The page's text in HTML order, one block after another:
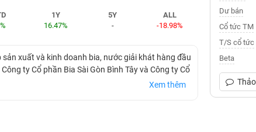
1Y
16.47%
5Y
-
ALL
-18.98%
sản xuất và kinh doanh bia, nước giải khát hàng đầu
ty Cổ phần Bia Sài Gòn Bình Tây và Công ty Cổ
Xem thêm
Dư bán
Cổ tức TM
T/S cổ tức
Beta